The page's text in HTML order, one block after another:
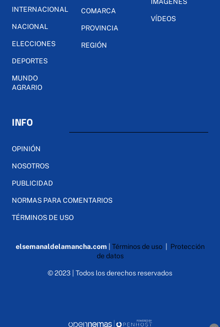
INTERNACIONAL
NACIONAL
ELECCIONES
DEPORTES
MUNDO
AGRARIO
COMARCA
PROVINCIA
REGIÓN
VÍDEOS
INFO
OPINIÓN
NOSOTROS
PUBLICIDAD
NORMAS PARA COMENTARIOS
TÉRMINOS DE USO
elsemanaldelamancha.com Términos de uso| Protección
de datos
© 2023 | Todos los derechos reservados